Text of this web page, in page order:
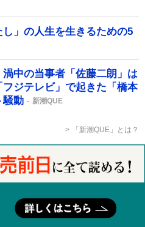
」の人生を生きるための5
渦中の当事者「佐藤二朗」は
ジテレビ」で起きた「橋本
騒動
新潮QUE
「新潮QUE」とは？